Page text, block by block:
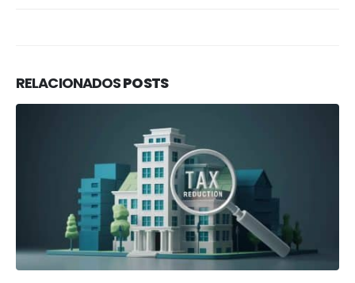
RELACIONADOSPOSTS